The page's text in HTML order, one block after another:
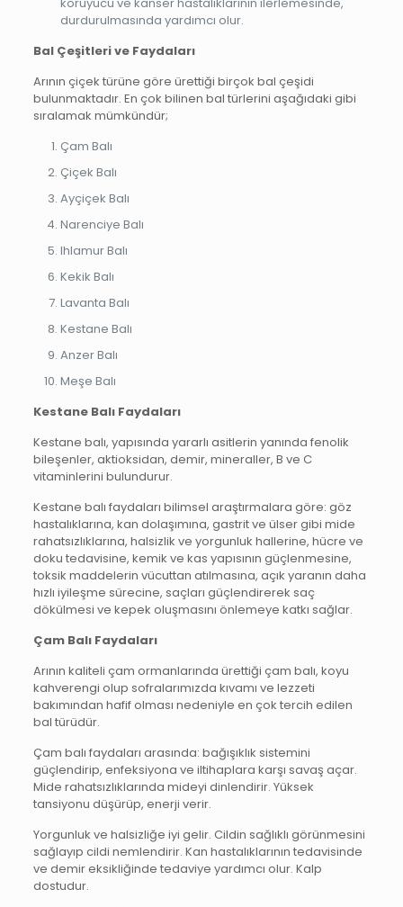
durdurulmasında yardımcı olur.
Bal Çeşitleri ve Faydaları
Arının çiçek türüne göre ürettiği birçok bal çeşidi
bulunmaktadır. En çok bilinen bal türlerini aşağıdaki gibi
sıralamak mümkündür;
Çam Balı
Çiçek Balı
Ayçiçek Balı
Narenciye Balı
Ihlamur Balı
Kekik Balı
Lavanta Balı
Kestane Balı
Anzer Balı
Meşe Balı
Kestane Balı Faydaları
Kestane balı, yapısında yararlı asitlerin yanında fenolik
bileşenler, aktioksidan, demir, mineraller, B ve C
vitaminlerini bulundurur.
Kestane balı faydaları bilimsel araştırmalara göre: göz
hastalıklarına, kan dolaşımına, gastrit ve ülser gibi mide
rahatsızlıklarına, halsizlik ve yorgunluk hallerine, hücre ve
doku tedavisine, kemik ve kas yapısının güçlenmesine,
toksik maddelerin vücuttan atılmasına, açık yaranın daha
hızlı iyileşme sürecine, saçları güçlendirerek saç
dökülmesi ve kepek oluşmasını önlemeye katkı sağlar.
Çam Balı Faydaları
Arının kaliteli çam ormanlarında ürettiği çam balı, koyu
kahverengi olup sofralarımızda kıvamı ve lezzeti
bakımından hafif olması nedeniyle en çok tercih edilen
bal türüdür.
Çam balı faydaları arasında: bağışıklık sistemini
güçlendirip, enfeksiyona ve iltihaplara karşı savaş açar.
Mide rahatsızlıklarında mideyi dinlendirir. Yüksek
tansiyonu düşürüp, enerji verir.
Yorgunluk ve halsizliğe iyi gelir. Cildin sağlıklı görünmesini
sağlayıp cildi nemlendirir. Kan hastalıklarının tedavisinde
ve demir eksikliğinde tedaviye yardımcı olur. Kalp
dostudur.